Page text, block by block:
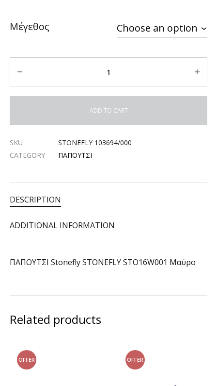
Μέγεθος
ADD TO CART
SKU
STONEFLY 103694/000
CATEGORY
ΠΑΠΟΥΤΣΙ
DESCRIPTION
ADDITIONAL INFORMATION
ΠΑΠΟΥΤΣΙ Stonefly STONEFLY STO16W001 Μαύρο
Related products
OFFER OFFER